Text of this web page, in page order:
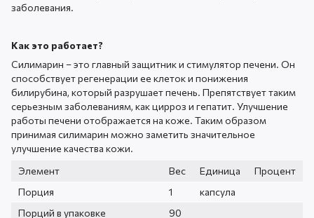
заболевания.
Как это работает?
Силимарин – это главный защитник и стимулятор печени. Он
способствует регенерации ее клеток и понижения
билирубина, который разрушает печень. Препятствует таким
серьезным заболеваниям, как цирроз и гепатит. Улучшение
работы печени отображается на коже. Таким образом
принимая силимарин можно заметить значительное
улучшение качества кожи.
Элемент
Вес Единица
Процент
Порция
1
капсула
Порций в упаковке
90